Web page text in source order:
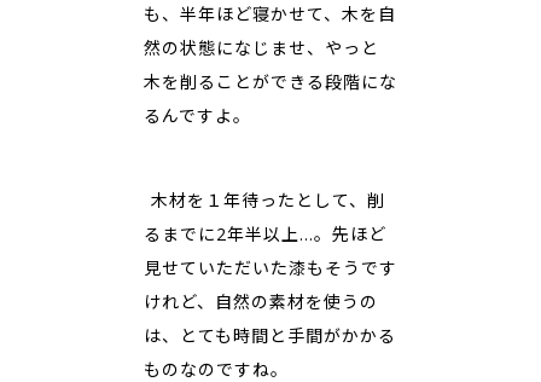
も、半年ほど寝かせて、木を自
然の状態になじませ、やっと
木を削ることができる段階にな
るんですよ。
―― 木材を１年待ったとして、削
るまでに2年半以上…。先ほど
見せていただいた漆もそうです
けれど、自然の素材を使うの
は、とても時間と手間がかかる
ものなのですね。